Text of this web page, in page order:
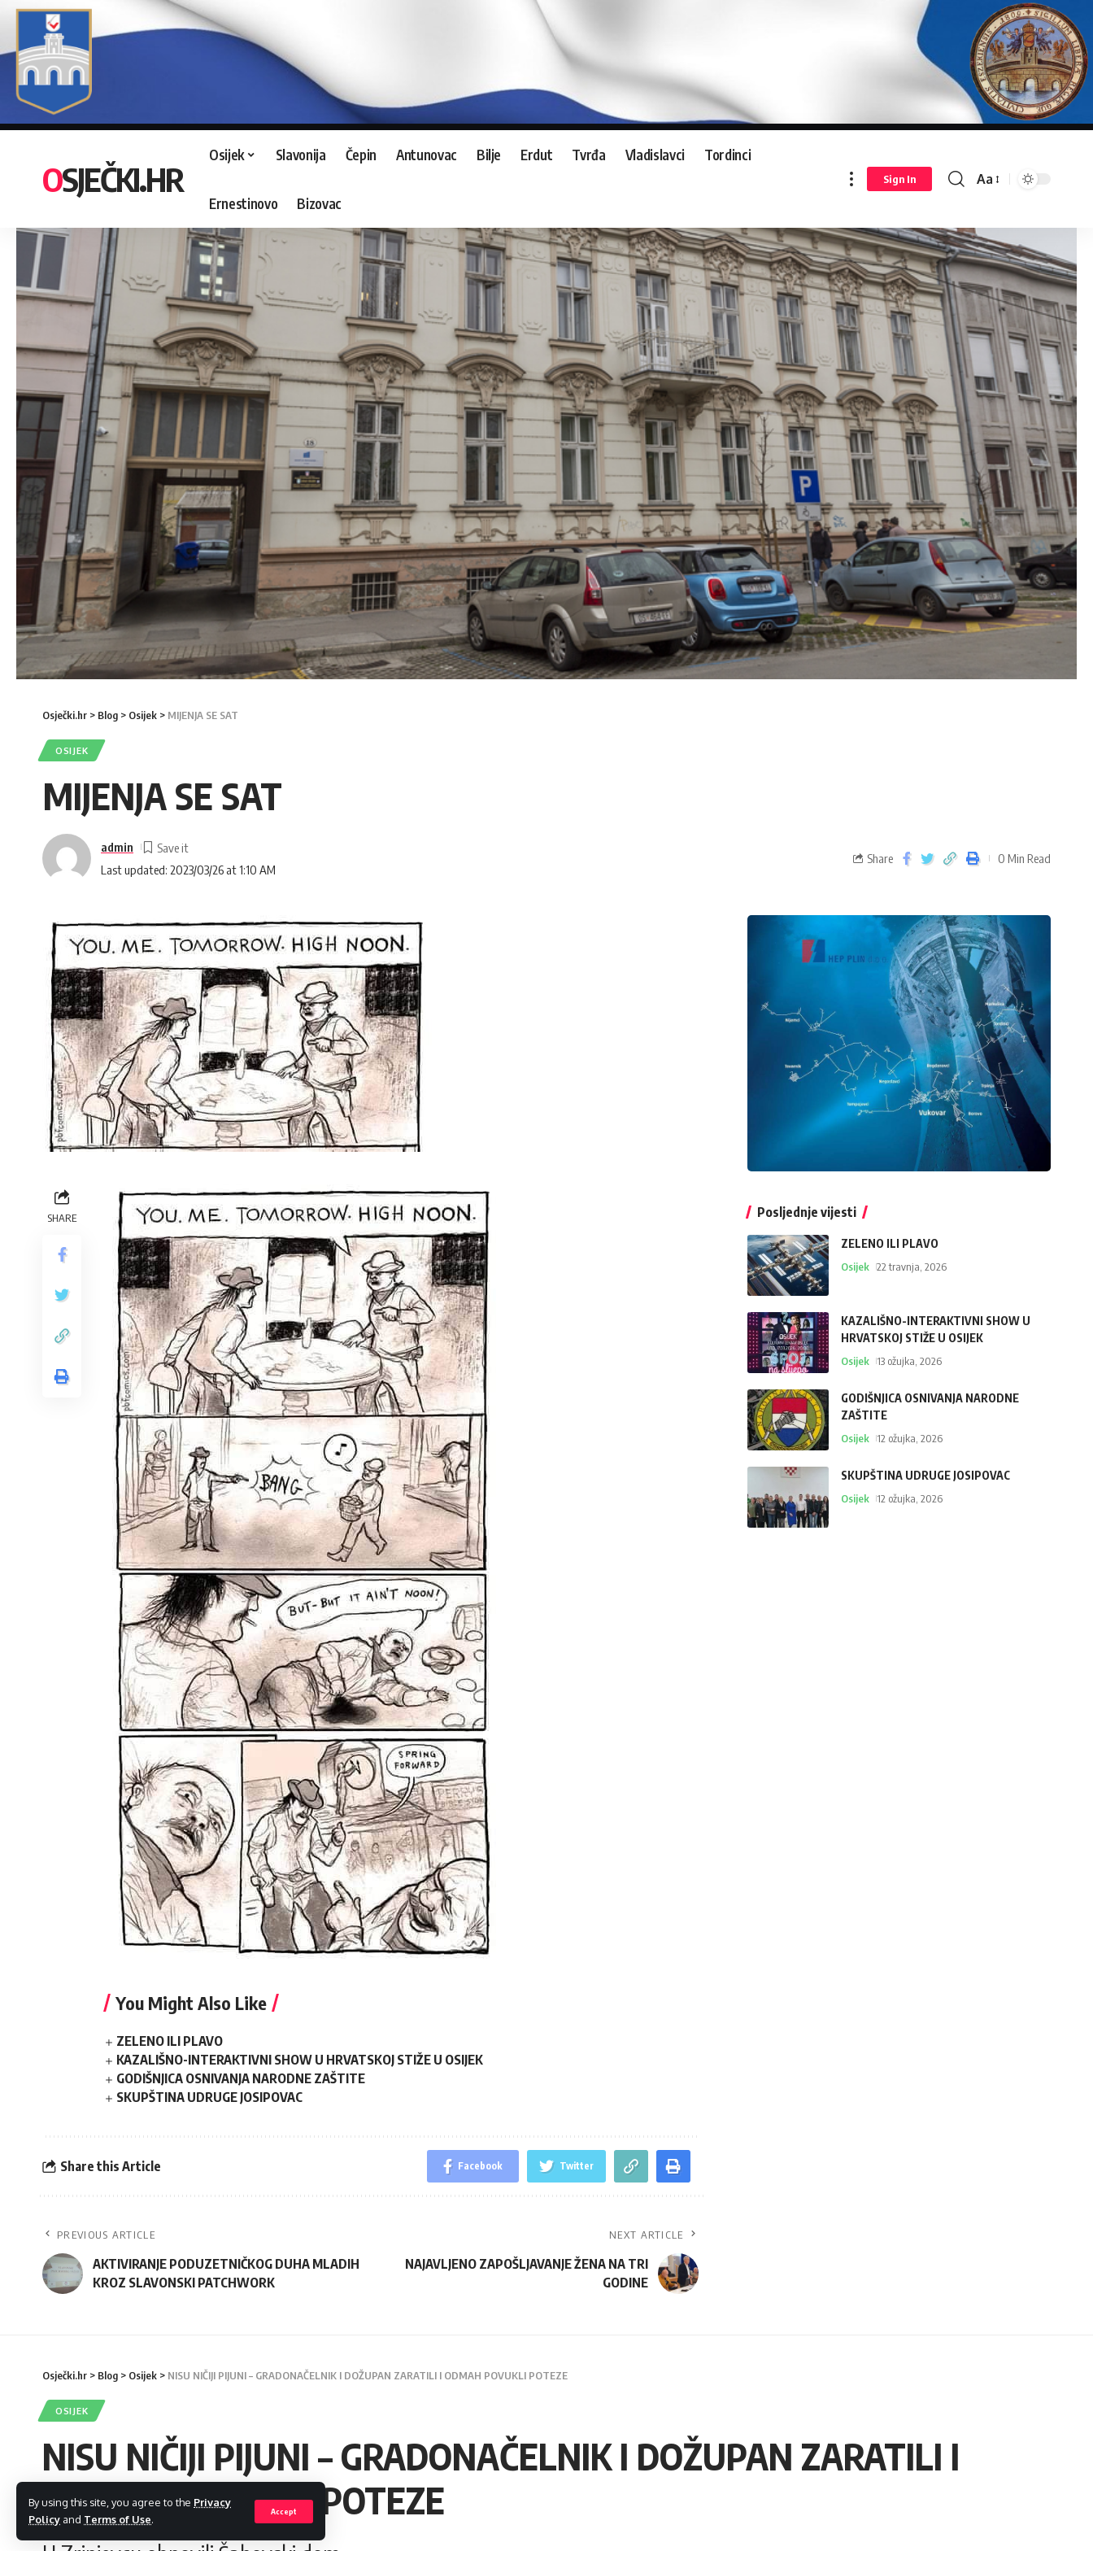
By using this site, you agree to the Privacy
Policy and Terms of Use.
Accept
OSJEČKI.HR
Osijek Slavonija Čepin Antunovac Bilje Erdut Tvrđa Vladislavci Tordinci
Ernestinovo Bizovac
Sign In Aa
Osječki.hr > Blog > Osijek > MIJENJA SE SAT
OSIJEK
MIJENJA SE SAT
Last updated: 2023/03/26 at 1:10 AM
admin
Share 0 Min Read
SHARE
You Might Also Like
ZELENO ILI PLAVO
KAZALIŠNO-INTERAKTIVNI SHOW U HRVATSKOJ STIŽE U OSIJEK
GODIŠNJICA OSNIVANJA NARODNE ZAŠTITE
SKUPŠTINA UDRUGE JOSIPOVAC
Share this Article Facebook Twitter
PREVIOUS ARTICLE
AKTIVIRANJE PODUZETNIČKOG DUHA MLADIH
KROZ SLAVONSKI PATCHWORK
NEXT ARTICLE
NAJAVLJENO ZAPOŠLJAVANJE ŽENA NA TRI
GODINE
Posljednje vijesti
ZELENO ILI PLAVO
Osijek 22 travnja, 2026
KAZALIŠNO-INTERAKTIVNI SHOW U
HRVATSKOJ STIŽE U OSIJEK
Osijek 13 ožujka, 2026
GODIŠNJICA OSNIVANJA NARODNE
ZAŠTITE
Osijek 12 ožujka, 2026
SKUPŠTINA UDRUGE JOSIPOVAC
Osijek 12 ožujka, 2026
Osječki.hr > Blog > Osijek > NISU NIČIJI PIJUNI – GRADONAČELNIK I DOŽUPAN ZARATILI I ODMAH POVUKLI POTEZE
OSIJEK
NISU NIČIJI PIJUNI – GRADONAČELNIK I DOŽUPAN ZARATILI I
ODMAH POVUKLI POTEZE